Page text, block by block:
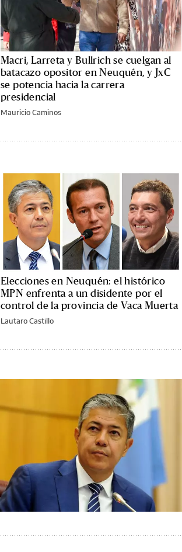
Macri, Larreta y Bullrich se cuelgan al
batacazo opositor en Neuquén, y JxC
se potencia hacia la carrera
presidencial
Mauricio Caminos
Elecciones en Neuquén: el histórico
MPN enfrenta a un disidente por el
control de la provincia de Vaca Muerta
Lautaro Castillo